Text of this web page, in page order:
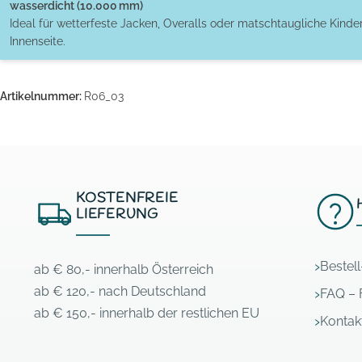
wasserdicht (10.000 mm)
Ideal für wetterfeste Jacken, Overalls oder matschtaugliche
Innenseite.
Artikelnummer: R06_03
KOSTENFREIE
LIEFERUNG
ab € 80,- innerhalb Österreich
ab € 120,- nach Deutschland
ab € 150,- innerhalb der restlichen EU
FAQ –